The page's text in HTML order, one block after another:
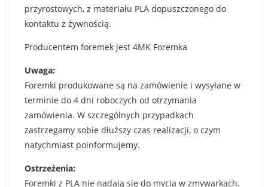
przyrostowych, z materiału PLA dopuszczonego do
kontaktu z żywnością.
Producentem foremek jest 4MK Foremka
Uwaga:
Foremki produkowane są na zamówienie i wysyłane w
terminie do 4 dni roboczych od otrzymania
zamówienia. W szczególnych przypadkach
zastrzegamy sobie dłuższy czas realizacji, o czym
natychmiast poinformujemy.
Ostrzeżenia:
Foremki z PLA nie nadają się do mycia w zmywarkach.